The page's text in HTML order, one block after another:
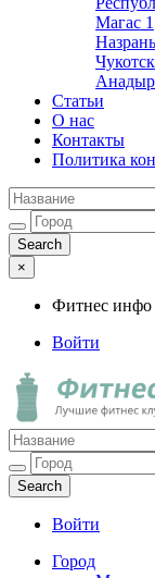
Магас 1
Назрань
Статьи
О нас
Контакты
Политика
×
Фитнес инфо
Войти
Фитнес инфо
Лучшие фитнес
Войти
Город